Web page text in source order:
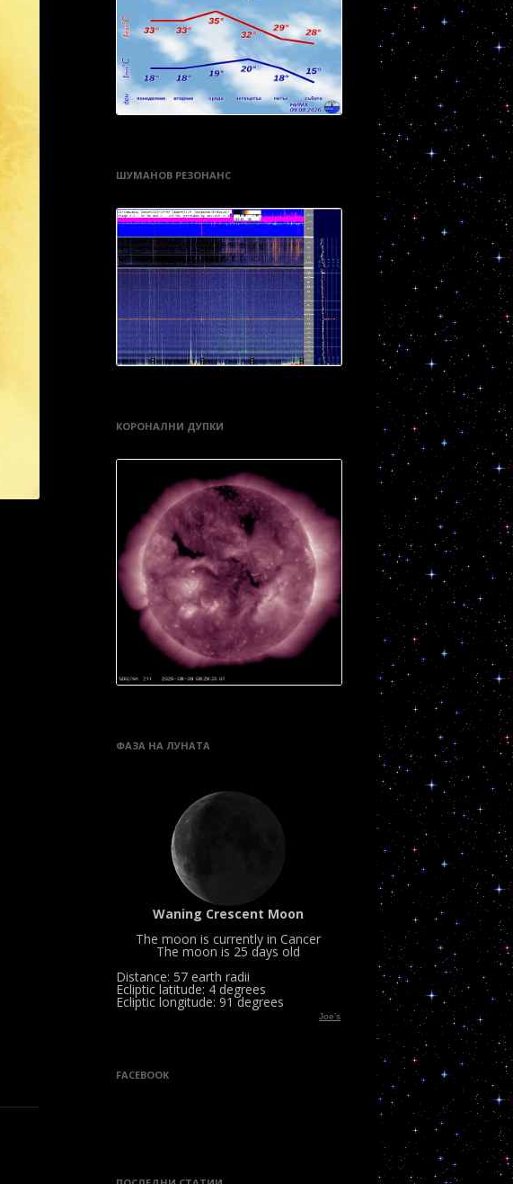
ШУМАНОВ РЕЗОНАНС
КОРОНАЛНИ ДУПКИ
ФАЗА НА ЛУНАТА
Waning Crescent Moon
The moon is currently in Cancer
The moon is 25 days old
Distance: 57 earth radii
Ecliptic latitude: 4 degrees
Ecliptic longitude: 91 degrees
Joe's
FACEBOOK